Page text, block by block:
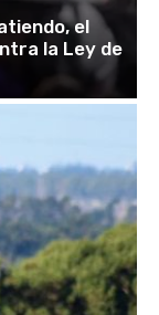
el
la Ley de